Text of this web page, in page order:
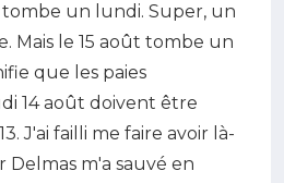
tombe un lundi. Super, un
Mais le 15 août tombe un
que les paies
14 août doivent être
J'ai failli me faire avoir là-
Delmas m'a sauvé en